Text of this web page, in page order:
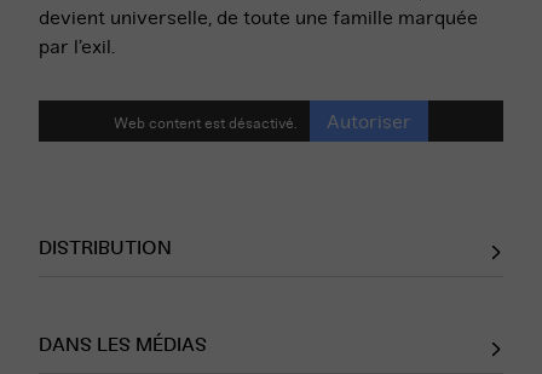
devient universelle, de toute une famille marquée
par l’exil.
Web content est désactivé. Autoriser
DISTRIBUTION
DANS LES MÉDIAS